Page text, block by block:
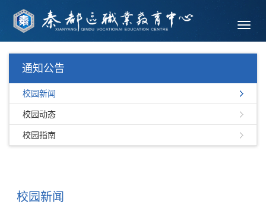
通知公告
校园新闻
校园动态
校园指南
校园新闻